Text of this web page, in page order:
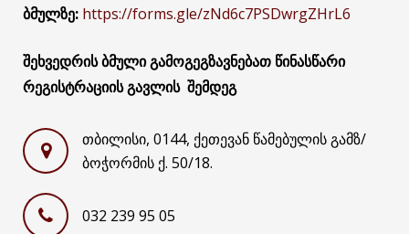
ბმულზე: https://forms.gle/zNd6c7PSDwrgZHrL6
შეხვედრის ბმული გამოგეგზავნებათ წინასწარი
რეგისტრაციის გავლის შემდეგ
თბილისი, 0144, ქეთევან წამებულის გამზ/
ბოჭორმის ქ. 50/18.
032 239 95 05